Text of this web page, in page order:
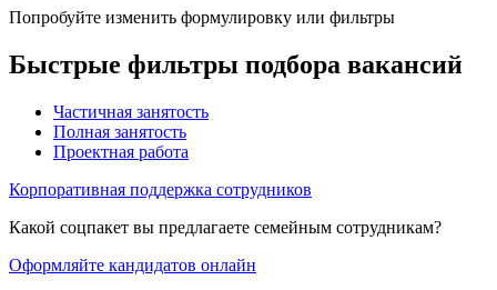
Попробуйте изменить формулировку или фильтры
Быстрые фильтры подбора вакансий
Частичная занятость
Полная занятость
Проектная работа
Корпоративная поддержка сотрудников
Какой соцпакет вы предлагаете семейным сотрудникам?
Оформляйте кандидатов онлайн